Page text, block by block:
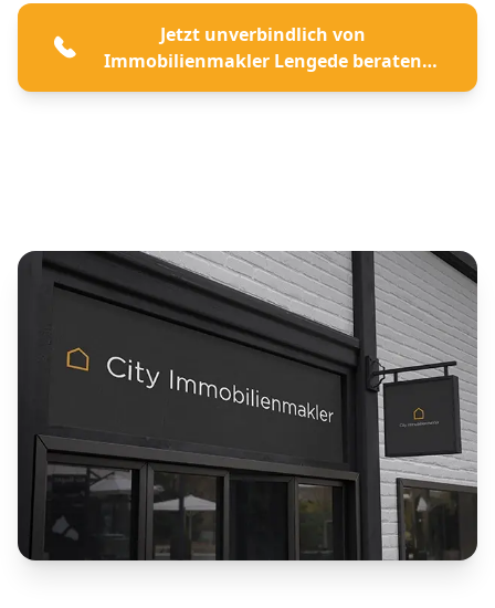
Jetzt unverbindlich von
Immobilienmakler Lengede beraten
lassen